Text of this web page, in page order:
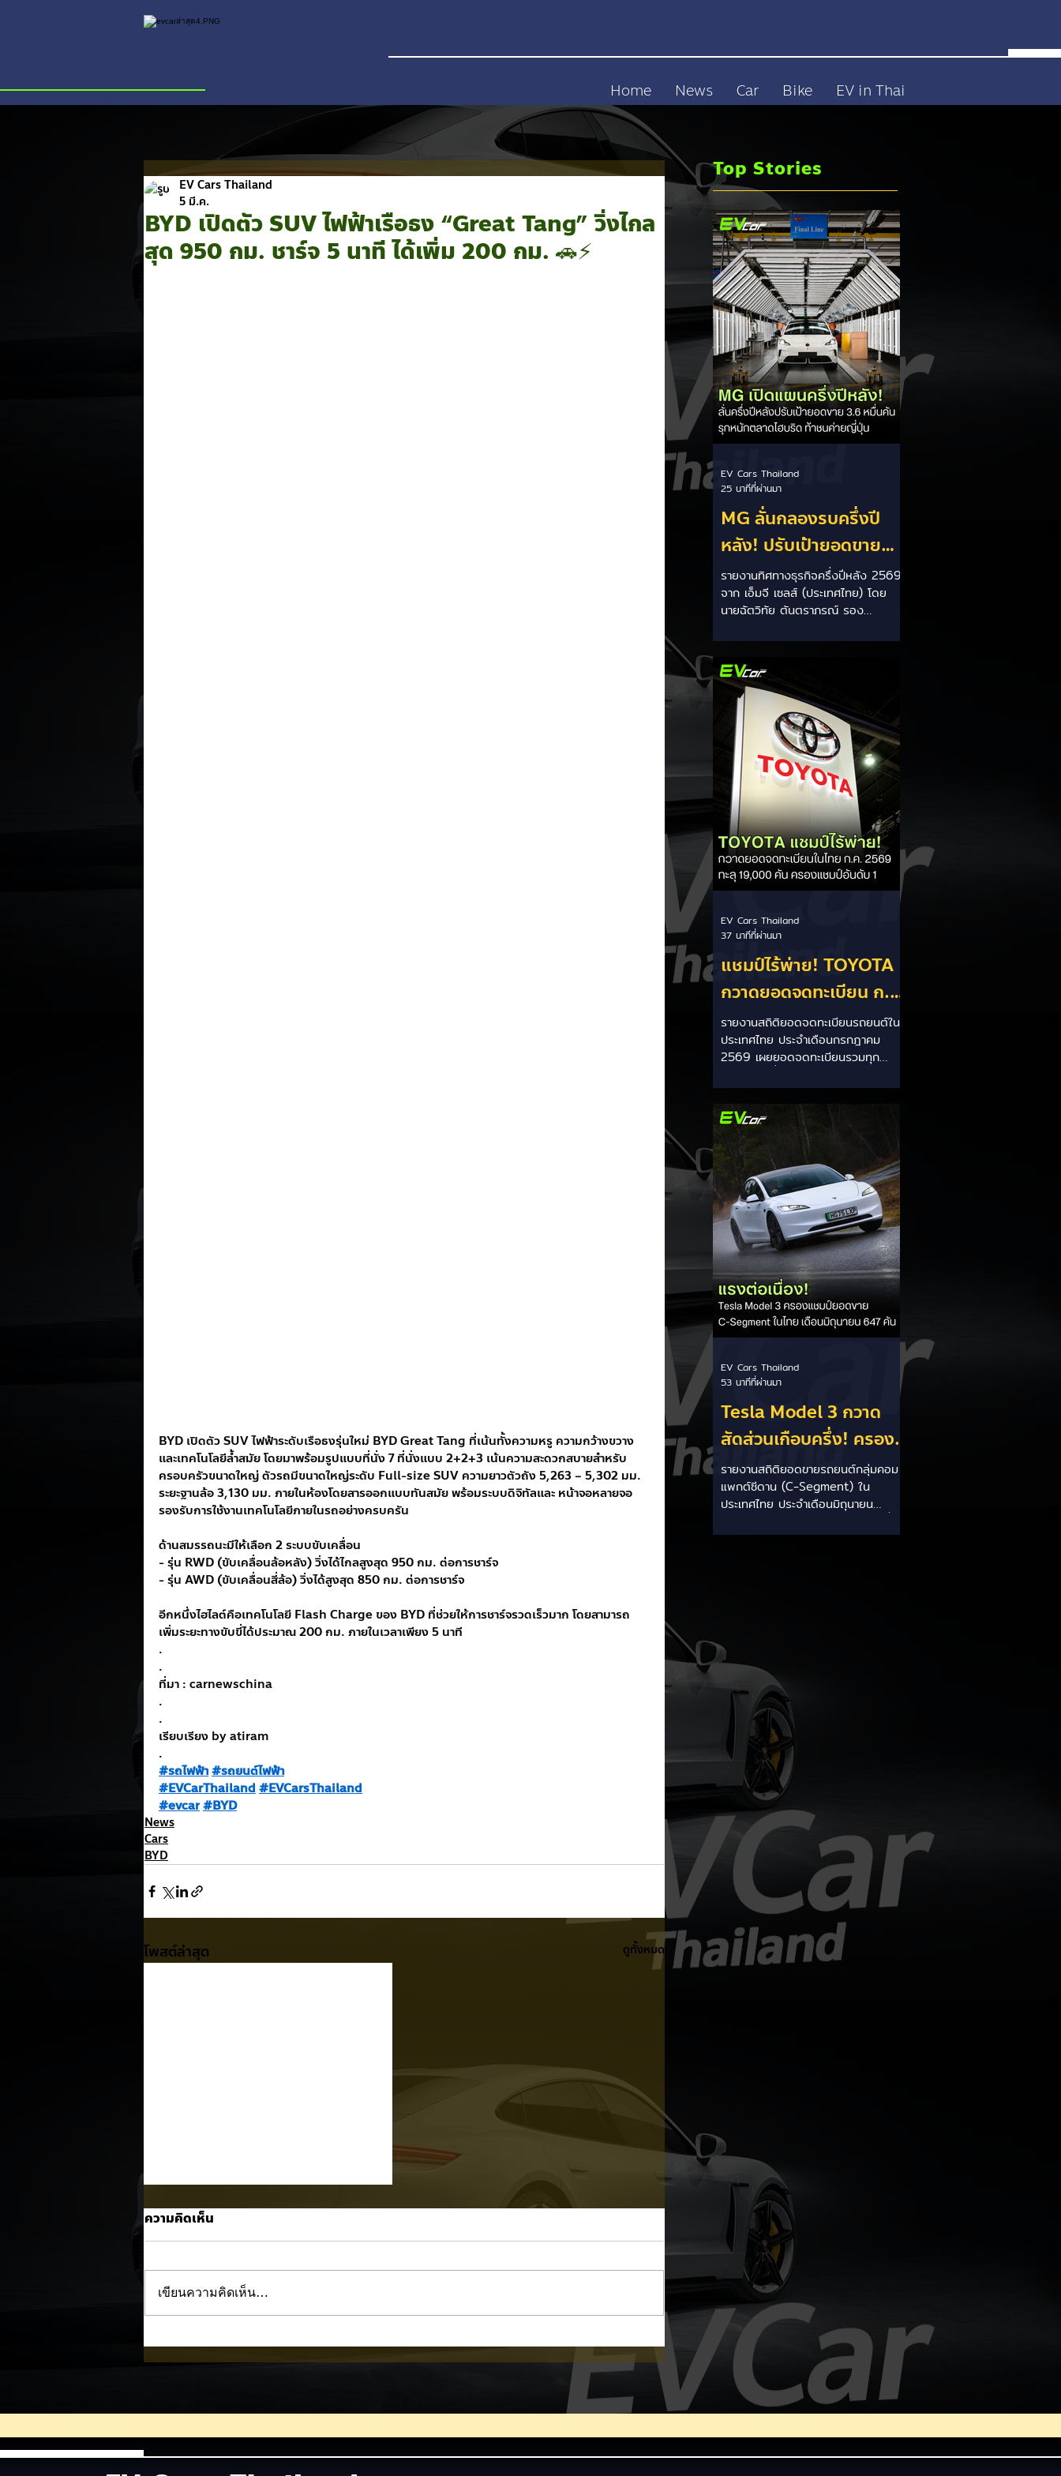
Home News Car Bike EV in Thai
BYD เปิดตัว SUV ไฟฟ้าเรือธง “Great Tang” วิ่งไกล
สุด 950 กม. ชาร์จ 5 นาที ได้เพิ่ม 200 กม. 🚗⚡
EV Cars Thailand
5 มี.ค.
BYD เปิดตัว SUV ไฟฟ้าระดับเรือธงรุ่นใหม่ BYD Great Tang ที่เน้นทั้งความหรู ความกว้างขวาง
และเทคโนโลยีล้ำสมัย โดยมาพร้อมรูปแบบที่นั่ง 7 ที่นั่งแบบ 2+2+3 เน้นความสะดวกสบายสำหรับ
ครอบครัวขนาดใหญ่ ตัวรถมีขนาดใหญ่ระดับ Full-size SUV ความยาวตัวถัง 5,263 – 5,302 มม.
ระยะฐานล้อ 3,130 มม. ภายในห้องโดยสารออกแบบทันสมัย พร้อมระบบดิจิทัลและ หน้าจอหลายจอ
รองรับการใช้งานเทคโนโลยีภายในรถอย่างครบครัน
ด้านสมรรถนะมีให้เลือก 2 ระบบขับเคลื่อน
- รุ่น RWD (ขับเคลื่อนล้อหลัง) วิ่งได้ไกลสูงสุด 950 กม. ต่อการชาร์จ
- รุ่น AWD (ขับเคลื่อนสี่ล้อ) วิ่งได้สูงสุด 850 กม. ต่อการชาร์จ
อีกหนึ่งไฮไลต์คือเทคโนโลยี Flash Charge ของ BYD ที่ช่วยให้การชาร์จรวดเร็วมาก โดยสามารถ
เพิ่มระยะทางขับขี่ได้ประมาณ 200 กม. ภายในเวลาเพียง 5 นาที
.
.
ที่มา : carnewschina
.
.
เรียบเรียง by atiram
.
#รถไฟฟ้า#รถยนต์ไฟฟ้า
#EVCarThailand#EVCarsThailand
#evcar#BYD
News
Cars
BYD
โพสต์ล่าสุด ดูทั้งหมด
MG ลั่นกลองรบครึ่งปีหลัง! ปรับ
ตลาดไฮบริด (HEV)
ความคิดเห็น
เขียนความคิดเห็น…
Top Stories
MG ลั่นกลองรบครึ่งปี
หลัง! ปรับเป้ายอดขาย
เพิ่มเป็น 36,000 คัน
พร้อมเดินหน้าลงศึกชิง
รายงานทิศทางธุรกิจครึ่งปีหลัง 2569
จาก เอ็มจี เซลส์ (ประเทศไทย) โดย
นายฉัตวิทัย ตันตราภรณ์ รอง
6 เดือนแรก (ม.ค. - มิ.ย.) โตพุ่ง 67%
แตะ 16,920 คัน พร้อมส่งสัญญาณ
ปรับเป้าหมายยอดขายรวมปีนี้เพิ่มขึ้นเป็น
36,000 คัน จากเดิมตั้งไว้ 30,000
คัน โดยพร้อมเร่งส่งมอบรถค้างสต็อก
(Back Order) ทั้งหมดในระยะเวลาอัน
สั้น - ปรับเป้าเติบโต & เคลียร์ Back
Order: ยอดขายครึ่งปีแรกที่เติบโตสูง
ถึง 67% ประกอบกับการแก้ไขปัญหา
การนำเข้าชิ้นส่วนจากสถานการณ์
ตึงเครียดในตะว
EV Cars Thailand
25 นาทีที่ผ่านมา
แชมป์ไร้พ่าย! TOYOTA
กวาดยอดจดทะเบียน ก.ค.
69 เฉียด 2 หมื่นคัน ครอง
แชมป์อันดับ 1 ในไทย
รายงานสถิติยอดจดทะเบียนรถยนต์ใน
ประเทศไทย ประจำเดือนกรกฎาคม
2569 เผยยอดจดทะเบียนรวมทุก
ใหญ่สัญชาติญี่ปุ่นอย่าง TOYOTA ยัง
คงสร้างผลงานได้อย่างยอดเยี่ยม ด้วย
ยอดจดทะเบียนรวมแบรนด์สูงถึง
19,564 คัน ครองส่วนแบ่งตลาด
อันดับ 1 ของประเทศได้อย่างมั่นคงและ
ทิ้งห่างคู่แข่งอย่างขาดลอย รายละเอียด
จากสถิติ: - ภาพรวมแบรนด์: TOYOTA
คว้าอันดับ 1 ยอดจดทะเบียนรวมทุก
ประเภทที่ 19,564 คัน คิดเป็นสัดส่วน
มากกว่า 1 ใน 3 ของยอดจดทะเบียน
รถยนต์ทั้งประเทศประจำเดือนกรกฎา
EV Cars Thailand
37 นาทีที่ผ่านมา
Tesla Model 3 กวาด
สัดส่วนเกือบครึ่ง! ครอง
แชมป์ยอดขาย C-
Segment มิถุนายน
2026 เป็นเดือนที่ 2 ติดต่อ
รายงานสถิติยอดขายรถยนต์กลุ่มคอม
แพกต์ซีดาน (C-Segment) ใน
ประเทศไทย ประจำเดือนมิถุนายน
1,328 คัน โดย Tesla Model 3
ติดต่อกันเป็นเดือนที่ 2 (พฤษภาคม -
มิถุนายน 2026) - กวาดส่วนแบ่งเกือบ
ครึ่งเค้ก: ทำยอดส่งมอบได้สูงถึง 647
คัน คิดเป็นสัดส่วน 48.7% ของยอด
EV Cars Thailand
53 นาทีที่ผ่านมา